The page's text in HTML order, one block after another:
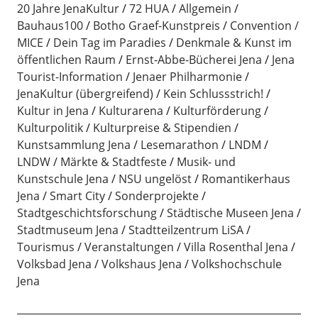
20 Jahre JenaKultur 72 HUA
Allgemein
Bauhaus100
Botho Graef-Kunstpreis
Convention /
MICE
Dein Tag im Paradies
Denkmale & Kunst im
öffentlichen Raum
Ernst-Abbe-Bücherei Jena
Jena
Tourist-Information
Jenaer Philharmonie
JenaKultur (übergreifend)
Kein Schlussstrich!
Kultur in Jena
Kulturarena
Kulturförderung
Kulturpolitik
Kulturpreise & Stipendien
Kunstsammlung Jena
Lesemarathon
LNDM
LNDW
Märkte & Stadtfeste
Musik- und
Kunstschule Jena
NSU ungelöst
Romantikerhaus
Jena
Smart City
Sonderprojekte
Stadtgeschichtsforschung
Städtische Museen Jena
Stadtmuseum Jena
Stadtteilzentrum LiSA
Tourismus
Veranstaltungen
Villa Rosenthal Jena
Volksbad Jena
Volkshaus Jena
Volkshochschule
Jena